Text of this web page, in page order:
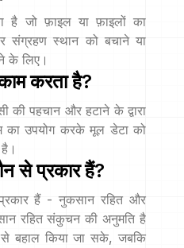
है जो फ़ाइल या फ़ाइलों का
संग्रहण स्थान को बचाने या
के लिए।
करता है?
की पहचान और हटाने के द्वारा
का उपयोग करके मूल डेटा को
से प्रकार हैं?
हैं - नुकसान रहित और
रहित संकुचन की अनुमति है
बहाल किया जा सके, जबकि